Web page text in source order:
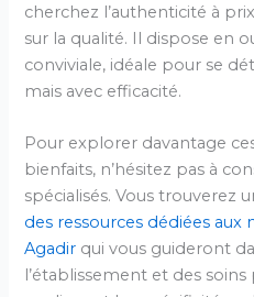
cherchez l’authenticité à
sur la qualité. Il dispose en
conviviale, idéale pour se
mais avec efficacité.
Pour explorer davantage
bienfaits, n’hésitez pas à
spécialisés. Vous trouverez
des ressources dédiées aux
Agadir qui vous guideront
l’établissement et des